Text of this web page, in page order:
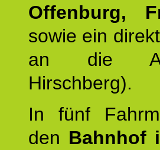
Offenburg,
sowie ein
an die A5
Hirschberg).
In fünf
den Bahnhof